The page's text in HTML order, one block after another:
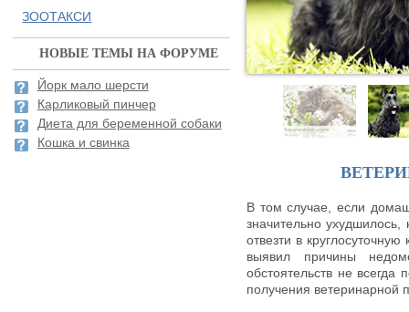
В том случае, если
значительно
отвезти в
выявил причины
обстоятельств не всегда
получения ветеринарной
ЗООТАКСИ
НОВЫЕ ТЕМЫ НА ФОРУМЕ
Йорк мало шерсти
Карликовый пинчер
Диета для беременной собаки
Кошка и свинка